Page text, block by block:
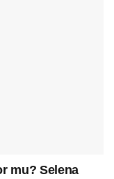
mu? Selena